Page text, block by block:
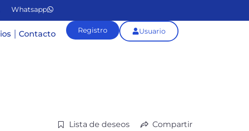
Whatsapp
Contacto Registro Usuario
Lista de deseos Compartir